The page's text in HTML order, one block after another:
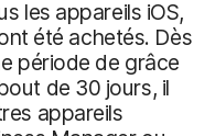
les appareils iOS,
été achetés. Dès
période de grâce
de 30 jours, il
appareils